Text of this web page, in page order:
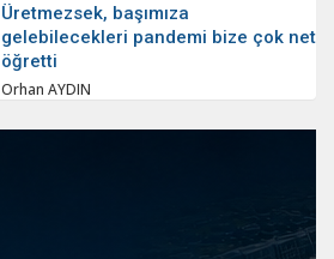
Üretmezsek, başımıza
gelebilecekleri pandemi bize çok net
öğretti
Orhan AYDIN